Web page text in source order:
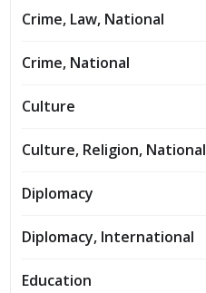
Crime, Law, National
Crime, National
Culture
Culture, Religion, National
Diplomacy
Diplomacy, International
Education